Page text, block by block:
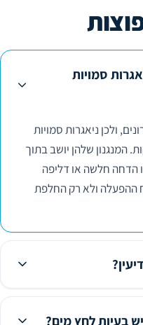
סמויות
ולכן ניאגרות סמויות
המנגנון שלהן יושב בתוך
הדחה חלשה או דליפה
ההפעלה ולא רק החלפת
בעיות לחץ מים?